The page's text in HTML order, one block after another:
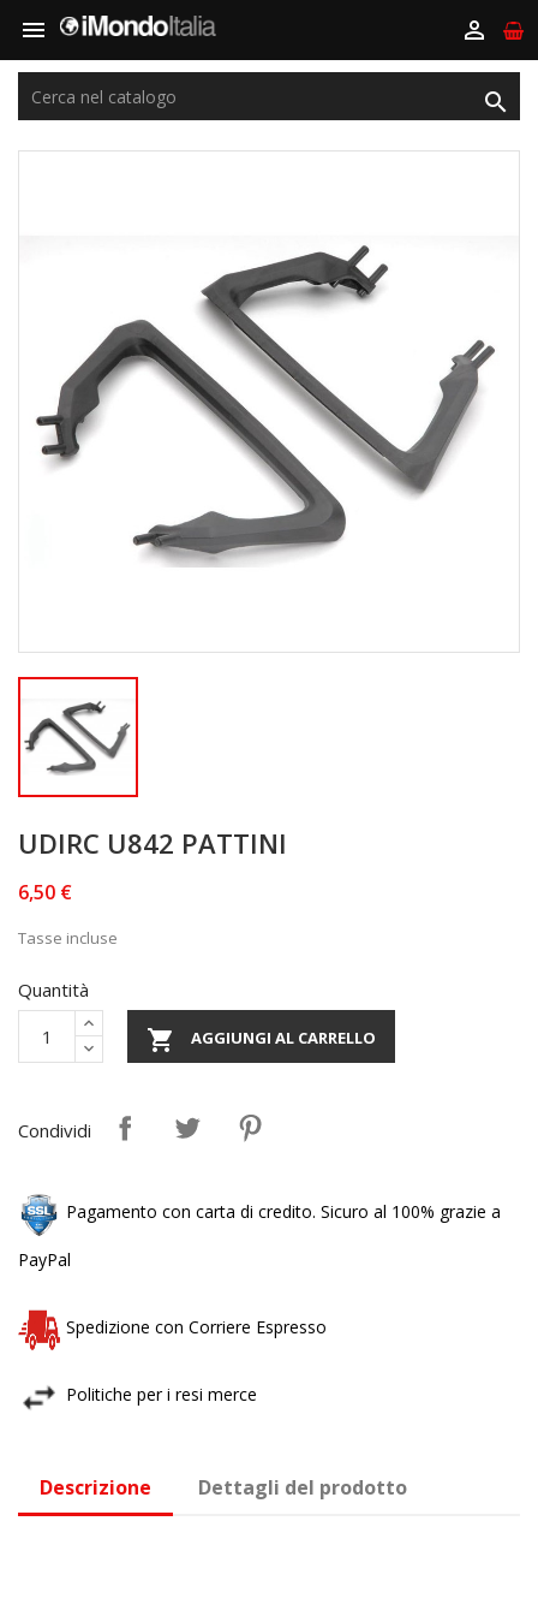
 

UDIRC U842 PATTINI
6,50 €
Tasse incluse
Quantità
 AGGIUNGI AL CARRELLO
Condividi
Pagamento con carta di credito. Sicuro al 100% grazie a
PayPal
Spedizione con Corriere Espresso
Politiche per i resi merce
Descrizione Dettagli del prodotto